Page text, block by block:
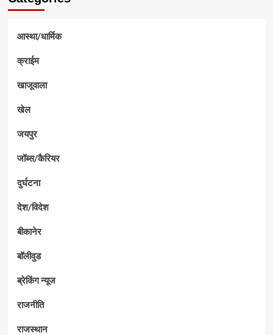
आस्था/धार्मिक
क्राईम
खाजूवाला
खेल
जयपुर
जॉब्स/कैरियर
दुर्घटना
देश/विदेश
बीकानेर
बॉलीवुड
ब्रेकिंग न्यूज
राजनीति
राजस्थान